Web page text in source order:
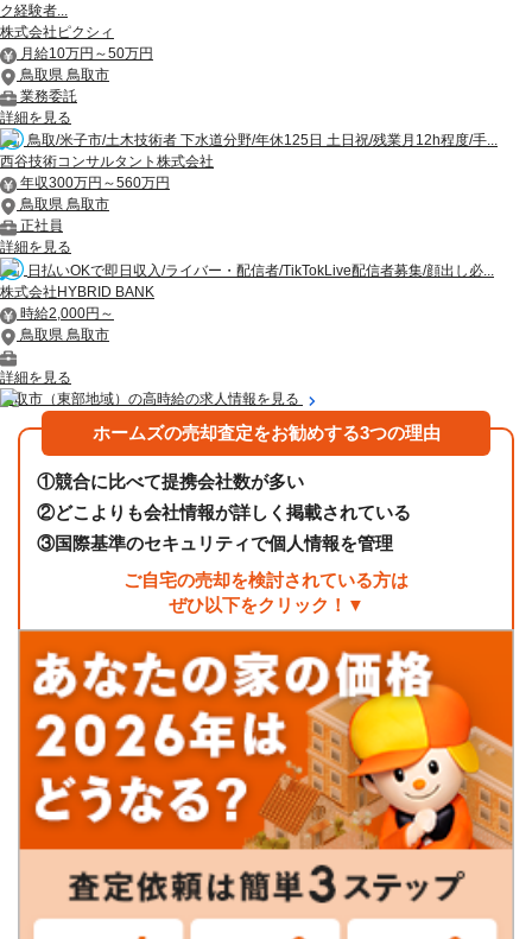
ク経験者...
株式会社ピクシィ
月給10万円～50万円
鳥取県 鳥取市
業務委託
詳細を見る
鳥取/米子市/土木技術者 下水道分野/年休125日 土日祝/残業月12h程度/手...
西谷技術コンサルタント株式会社
年収300万円～560万円
鳥取県 鳥取市
正社員
詳細を見る
日払いOKで即日収入/ライバー・配信者/TikTokLive配信者募集/顔出し必...
株式会社HYBRID BANK
時給2,000円～
鳥取県 鳥取市
詳細を見る
鳥取市（東部地域）の高時給の求人情報を見る
ホームズの売却査定をお勧めする3つの理由
①競合に比べて提携会社数が多い
②どこよりも会社情報が詳しく掲載されている
③国際基準のセキュリティで個人情報を管理
ご自宅の売却を検討されている方は
ぜひ以下をクリック！▼